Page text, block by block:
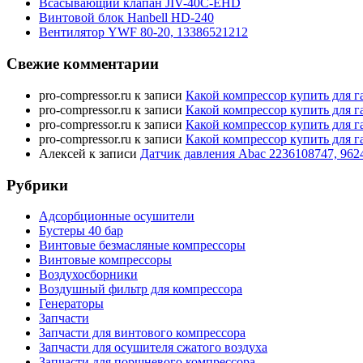
Всасывающий клапан JIV-40C-EHD
Винтовой блок Hanbell HD-240
Вентилятор YWF 80-20, 13386521212
Свежие комментарии
pro-compressor.ru к записи Какой компрессор купить для
pro-compressor.ru к записи Какой компрессор купить для
pro-compressor.ru к записи Какой компрессор купить для
pro-compressor.ru к записи Какой компрессор купить для
Алексей к записи Датчик давления Abac 2236108747,
Рубрики
Адсорбционные осушители
Бустеры 40 бар
Винтовые безмасляные компрессоры
Винтовые компрессоры
Воздухосборники
Воздушный фильтр для компрессора
Генераторы
Запчасти
Запчасти для винтового компрессора
Запчасти для осушителя сжатого воздуха